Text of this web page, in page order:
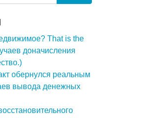
That is the
доначисления
обернулся реальным
вывода денежных